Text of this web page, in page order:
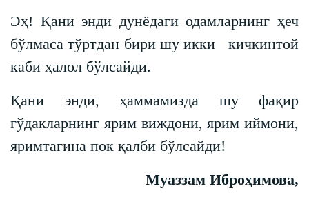
Эҳ! Қани энди дунёдаги одамларнинг ҳеч
бўлмаса тўртдан бири шу икки кичкинтой
каби ҳалол бўлсайди.
Қани энди, ҳаммамизда шу фақир
гўдакларнинг ярим виждони, ярим иймони,
яримтагина пок қалби бўлсайди!
Муаззам Иброҳимова,